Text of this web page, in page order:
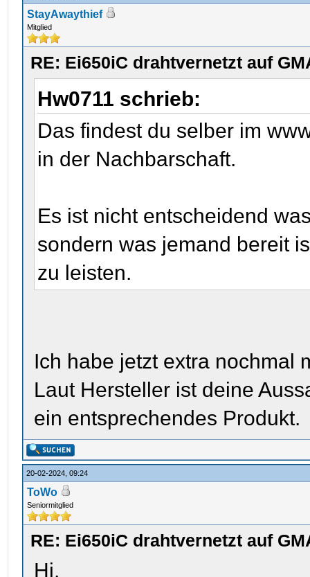
StayAwaythief
Mitglied
RE: Ei650iC drahtvernetzt auf
Hw0711 schrieb:
Das findest du selber im
in der Nachbarschaft.
Es ist nicht entscheidend
sondern was jemand bereit
zu leisten.
Ich habe jetzt extra nochmal
Laut Hersteller ist deine
ein entsprechendes Produkt.
20-02-2024, 09:24
ToWo
Seniormitglied
RE: Ei650iC drahtvernetzt auf
Hi,